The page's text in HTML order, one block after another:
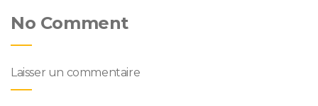
No Comment
Laisser un commentaire